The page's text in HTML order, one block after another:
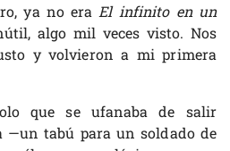
ya no era El infinito en un
algo mil veces visto. Nos
y volvieron a mi primera
que se ufanaba de salir
—un tabú para un soldado de